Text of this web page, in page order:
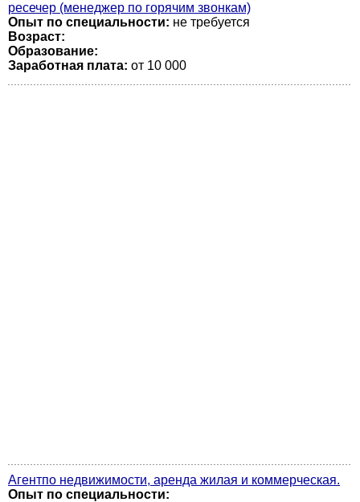
ресечер (менеджер по горячим звонкам)
Опыт по специальности: не требуется
Возраст:
Образование:
Заработная плата: от 10 000
Агентпо недвижимости, аренда жилая и коммерческая.
Опыт по специальности: